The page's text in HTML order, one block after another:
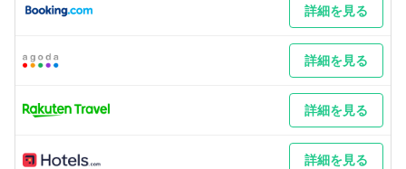
詳細を見る
詳細を見る
詳細を見る
詳細を見る